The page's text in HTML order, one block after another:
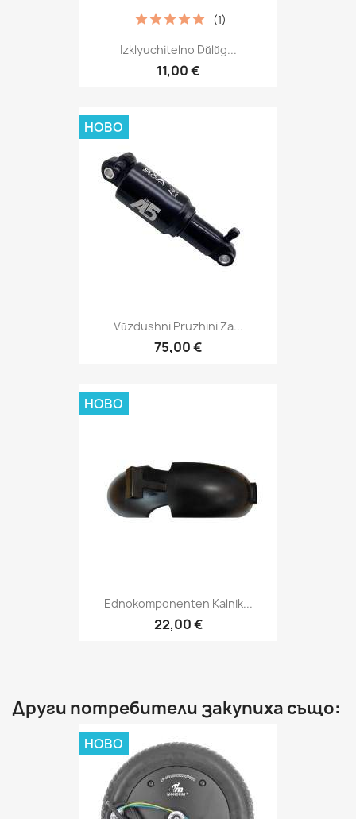
Izklyuchitelno Dŭlŭg...
11,00 €
(1)
Vŭzdushni Pruzhini Za...
75,00 €
НОВО
Ednokomponenten Kalnik...
22,00 €
НОВО
Други потребители закупиха също:
НОВО